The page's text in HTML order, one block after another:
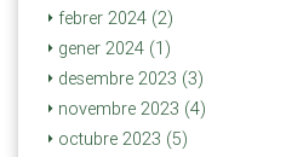
febrer 2024 (2)
gener 2024 (1)
desembre 2023 (3)
novembre 2023 (4)
octubre 2023 (5)